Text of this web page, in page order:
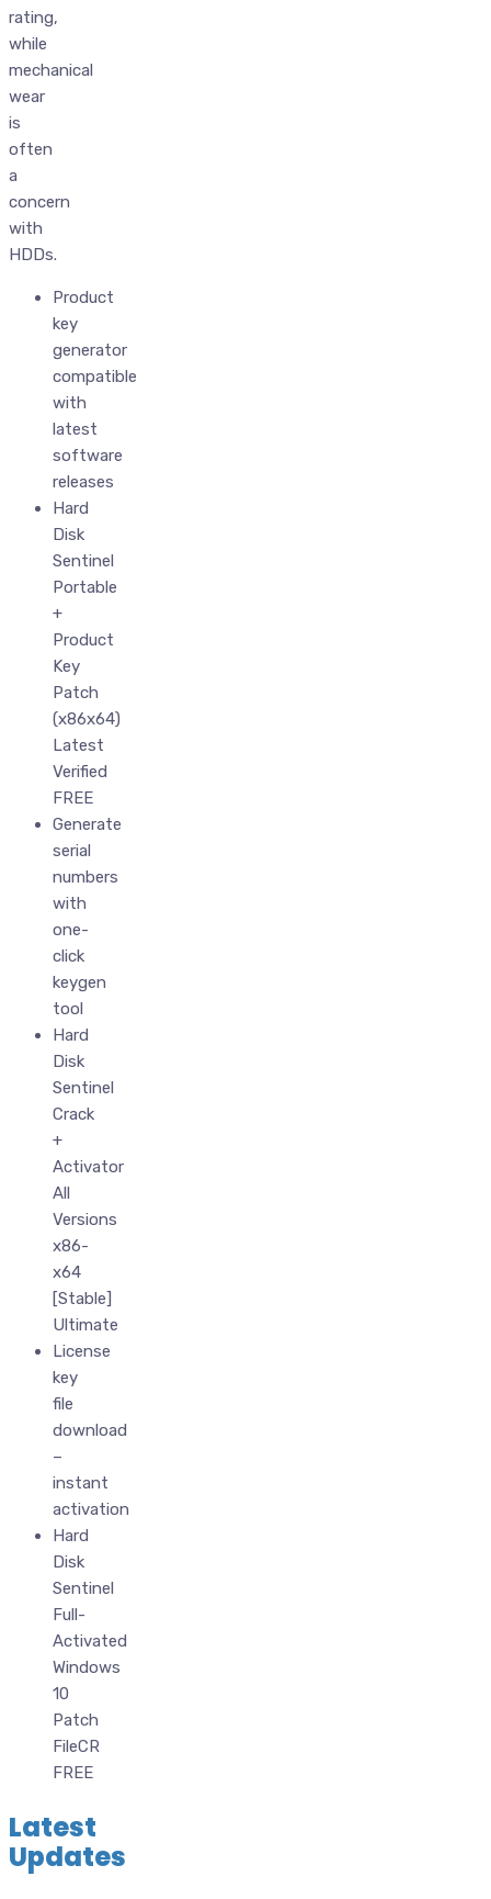
rating,
while
mechanical
wear
is
often
a
concern
with
HDDs.
Product
key
generator
compatible
with
latest
software
releases
Hard
Disk
Sentinel
Portable
+
Product
Key
Patch
(x86x64)
Latest
Verified
FREE
Generate
serial
numbers
with
one-
click
keygen
tool
Hard
Disk
Sentinel
Crack
+
Activator
All
Versions
x86-
x64
[Stable]
Ultimate
License
key
file
download
–
instant
activation
Hard
Disk
Sentinel
Full-
Activated
Windows
10
Patch
FileCR
FREE
Latest
Updates